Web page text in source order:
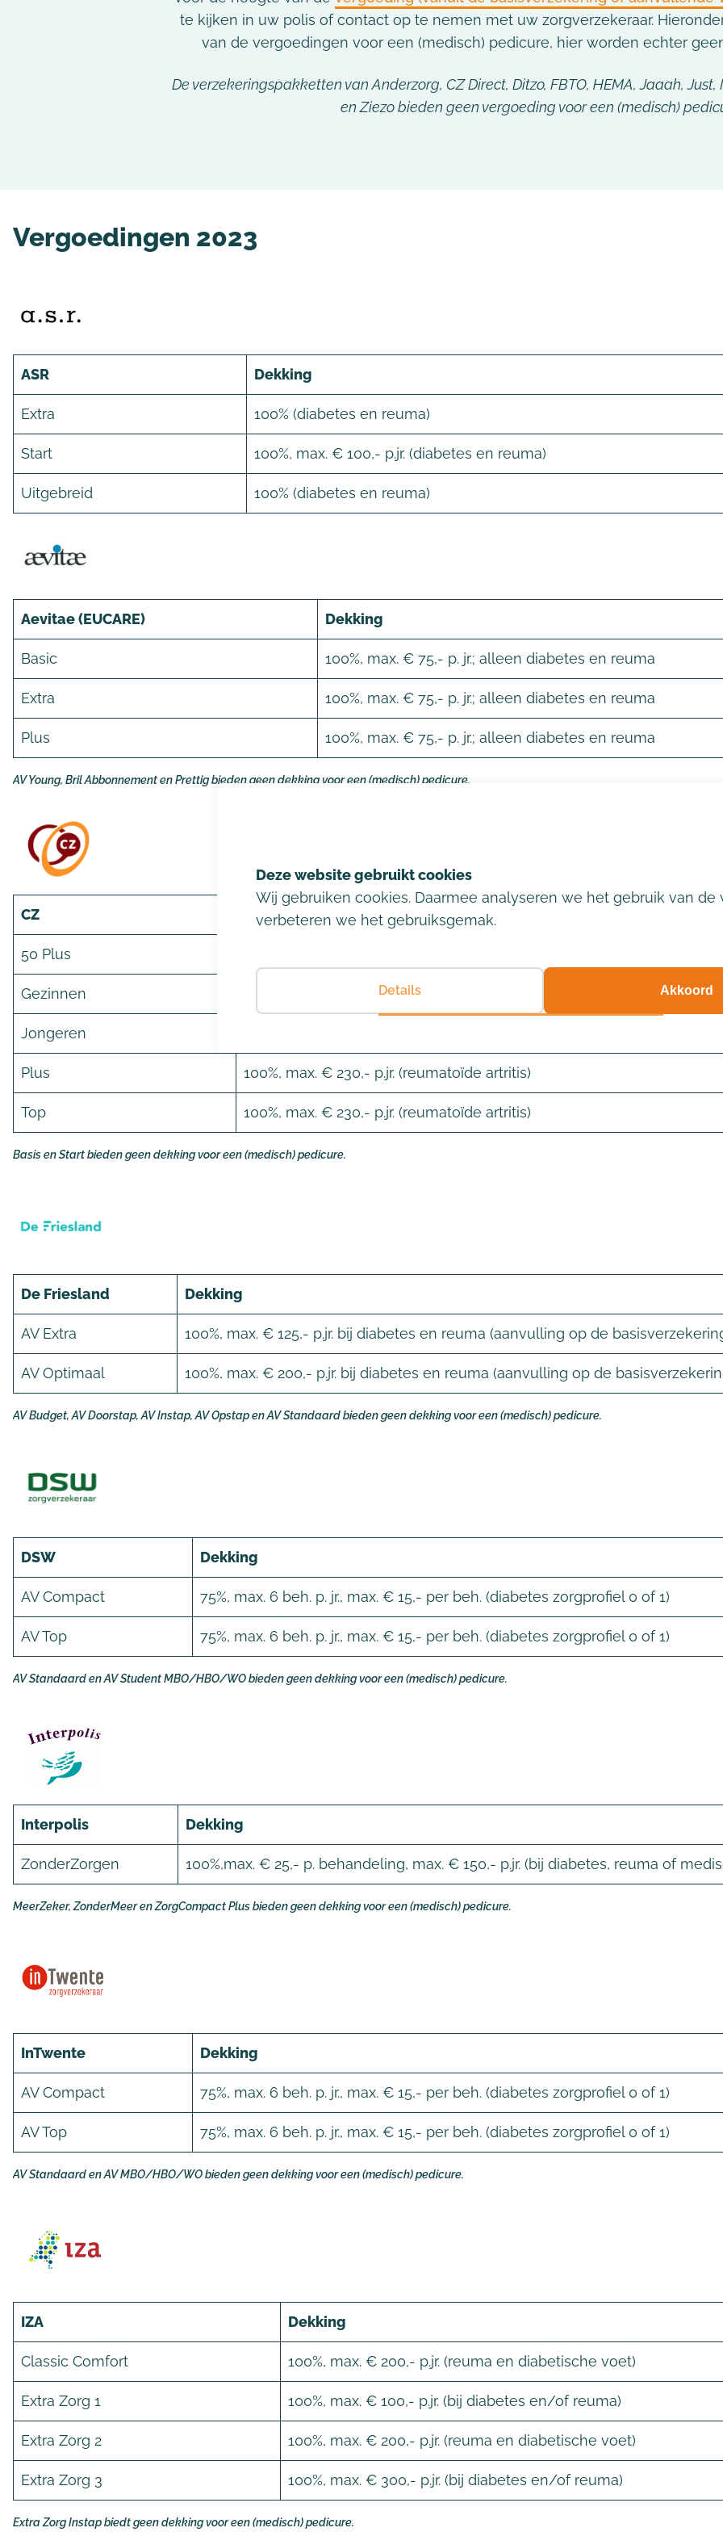
Vacatures Regio Oost-Nederland
– Enschede
Vacatures Regio Gelderland
– Veenendaal
te kijken in uw polis of contact op te nemen met uw zorgverzekeraar.
van de vergoedingen voor een (medisch) pedicure, hier worden echter
De verzekeringspakketten van Anderzorg, CZ Direct, Ditzo, FBTO, HEMA, Jaaah, Just,
en Ziezo bieden geen vergoeding voor een (medisch)
Vergoedingen 2023
ASR Dekking
Extra 100% (diabetes en reuma)
Start 100%, max. € 100,- p.jr. (diabetes en reuma)
Uitgebreid 100% (diabetes en reuma)
Aevitae (EUCARE) Dekking
Basic 100%, max. € 75,- p. jr.; alleen diabetes en reuma
Extra 100%, max. € 75,- p. jr.; alleen diabetes en reuma
Plus 100%, max. € 75,- p. jr.; alleen diabetes en reuma
AV Young, Bril Abbonnement en Prettig bieden geen dekking voor een (medisch) pedicure.
CZ Dekking
50 Plus
Gezinnen 100%, max. € 115,- p.jr. (reumatoïde artritis)
Jongeren
Plus 100%, max. € 230,- p.jr. (reumatoïde artritis)
Top 100%, max. € 230,- p.jr. (reumatoïde artritis)
Basis en Start bieden geen dekking voor een (medisch) pedicure.
De Friesland Dekking
AV Extra 100%, max. € 125,- p.jr. bij diabetes en reuma (aanvulling op de
AV Optimaal 100%, max. € 200,- p.jr. bij diabetes en reuma (aanvulling op de
AV Budget, AV Doorstap, AV Instap, AV Opstap en AV Standaard bieden geen dekking voor een (medisch) pedicure.
DSW Dekking
AV Compact 75%, max. 6 beh. p. jr., max. € 15,- per beh. (diabetes zorgprofiel 0 of 1)
AV Top 75%, max. 6 beh. p. jr., max. € 15,- per beh. (diabetes zorgprofiel 0 of 1)
AV Standaard en AV Student MBO/HBO/WO bieden geen dekking voor een (medisch) pedicure.
Interpolis Dekking
ZonderZorgen 100%,max. € 25,- p. behandeling, max. € 150,- p.jr. (bij diabetes, reuma of
MeerZeker, ZonderMeer en ZorgCompact Plus bieden geen dekking voor een (medisch) pedicure.
InTwente Dekking
AV Compact 75%, max. 6 beh. p. jr., max. € 15,- per beh. (diabetes zorgprofiel 0 of 1)
AV Top 75%, max. 6 beh. p. jr., max. € 15,- per beh. (diabetes zorgprofiel 0 of 1)
AV Standaard en AV MBO/HBO/WO bieden geen dekking voor een (medisch) pedicure.
IZA Dekking
Classic Comfort 100%, max. € 200,- p.jr. (reuma en diabetische voet)
Extra Zorg 1 100%, max. € 100,- p.jr. (bij diabetes en/of reuma)
Extra Zorg 2 100%, max. € 200,- p.jr. (reuma en diabetische voet)
Extra Zorg 3 100%, max. € 300,- p.jr. (bij diabetes en/of reuma)
Extra Zorg Instap biedt geen dekking voor een (medisch) pedicure.
Wij gebruiken cookies. Daarmee analyseren we het gebruik van de
verbeteren we het gebruiksgemak.
Details Akkoord